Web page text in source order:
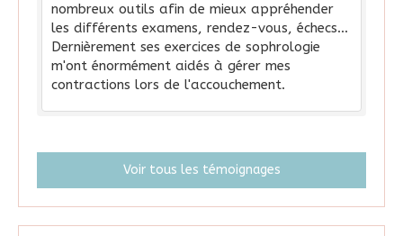
nombreux outils afin de mieux appréhender
les différents examens, rendez-vous, échecs...
Dernièrement ses exercices de sophrologie
m'ont énormément aidés à gérer mes
contractions lors de l'accouchement.
Voir tous les témoignages